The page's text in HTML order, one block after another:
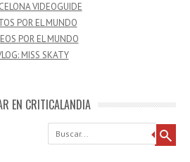
VIDEOGUIDE
POR EL MUNDO
POR EL MUNDO
MISS SKATY
EN CRITICALANDIA
Buscar